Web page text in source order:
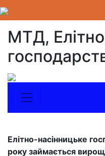
МТД,
Елітно-насінницьке
року займається